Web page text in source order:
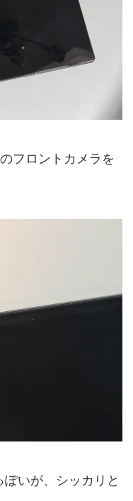
フロントカメラを
いが、シッカリと